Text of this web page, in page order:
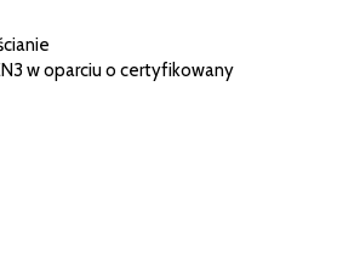
w oparciu o certyfikowany